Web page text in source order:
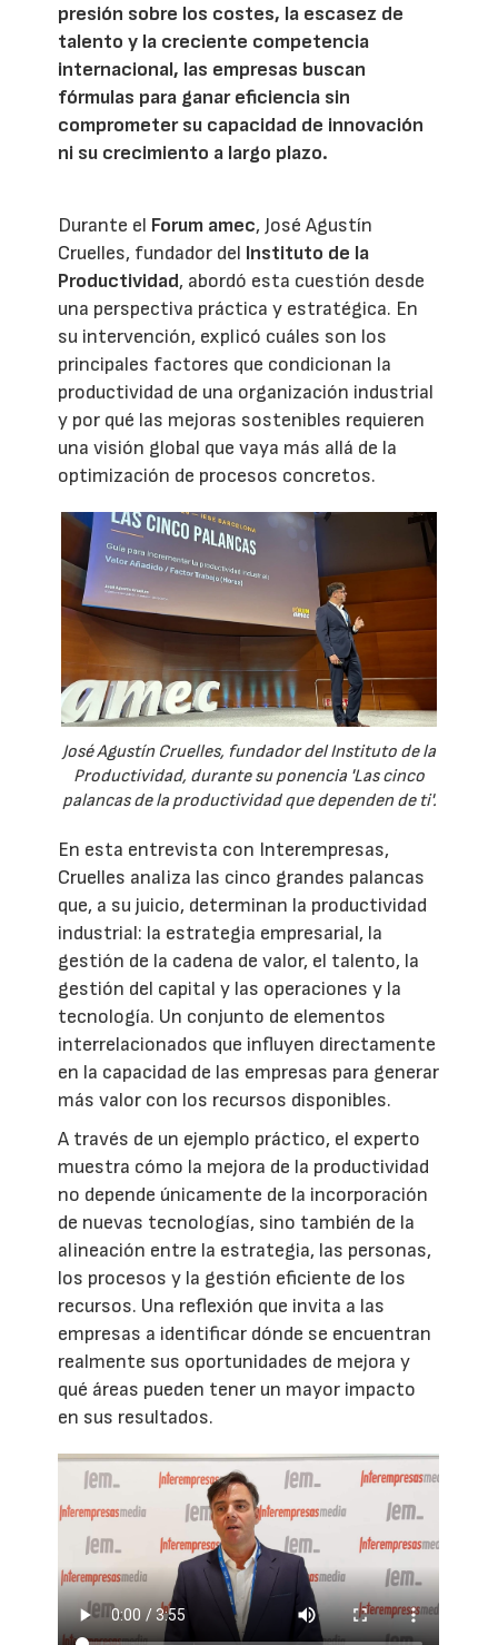
presión sobre los costes, la escasez de
talento y la creciente competencia
internacional, las empresas buscan
fórmulas para ganar eficiencia sin
comprometer su capacidad de innovación
ni su crecimiento a largo plazo.
Durante el Forum amec, José Agustín
Cruelles, fundador del Instituto de la
Productividad, abordó esta cuestión desde
una perspectiva práctica y estratégica. En
su intervención, explicó cuáles son los
principales factores que condicionan la
productividad de una organización industrial
y por qué las mejoras sostenibles requieren
una visión global que vaya más allá de la
optimización de procesos concretos.
José Agustín Cruelles, fundador del Instituto de la
Productividad, durante su ponencia 'Las cinco
palancas de la productividad que dependen de ti'.
En esta entrevista con Interempresas,
Cruelles analiza las cinco grandes palancas
que, a su juicio, determinan la productividad
industrial: la estrategia empresarial, la
gestión de la cadena de valor, el talento, la
gestión del capital y las operaciones y la
tecnología. Un conjunto de elementos
interrelacionados que influyen directamente
en la capacidad de las empresas para generar
más valor con los recursos disponibles.
A través de un ejemplo práctico, el experto
muestra cómo la mejora de la productividad
no depende únicamente de la incorporación
de nuevas tecnologías, sino también de la
alineación entre la estrategia, las personas,
los procesos y la gestión eficiente de los
recursos. Una reflexión que invita a las
empresas a identificar dónde se encuentran
realmente sus oportunidades de mejora y
qué áreas pueden tener un mayor impacto
en sus resultados.